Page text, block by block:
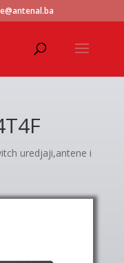
uredjaji,antene i